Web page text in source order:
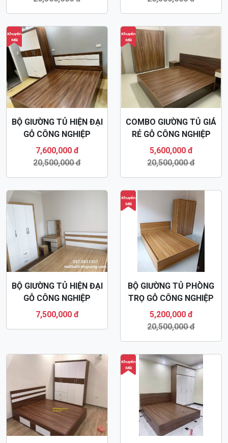
Khuyến
Mãi
BỘ GIƯỜNG TỦ HIỆN ĐẠI
GỖ CÔNG NGHIỆP
MDF83
7,600,000 đ
20,500,000 đ
Khuyến
Mãi
COMBO GIƯỜNG TỦ GIÁ
RẺ GỖ CÔNG NGHIỆP
MDF80
5,600,000 đ
20,500,000 đ
BỘ GIƯỜNG TỦ HIỆN ĐẠI
GỖ CÔNG NGHIỆP
MDF28
7,500,000 đ
Khuyến
Mãi
BỘ GIƯỜNG TỦ PHÒNG
TRỌ GỖ CÔNG NGHIỆP
GIÁ RẺ MDF79
5,200,000 đ
20,500,000 đ
Khuyến
Mãi